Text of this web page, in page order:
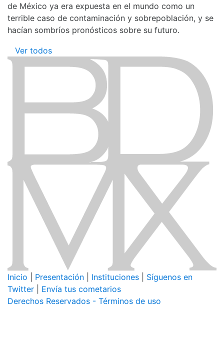
de México ya era expuesta en el mundo como un
terrible caso de contaminación y sobrepoblación, y se
hacían sombríos pronósticos sobre su futuro.
Ver todos
Inicio Presentación Instituciones
Síguenos en
Twitter
Envía tus cometarios
Derechos Reservados - Términos de uso